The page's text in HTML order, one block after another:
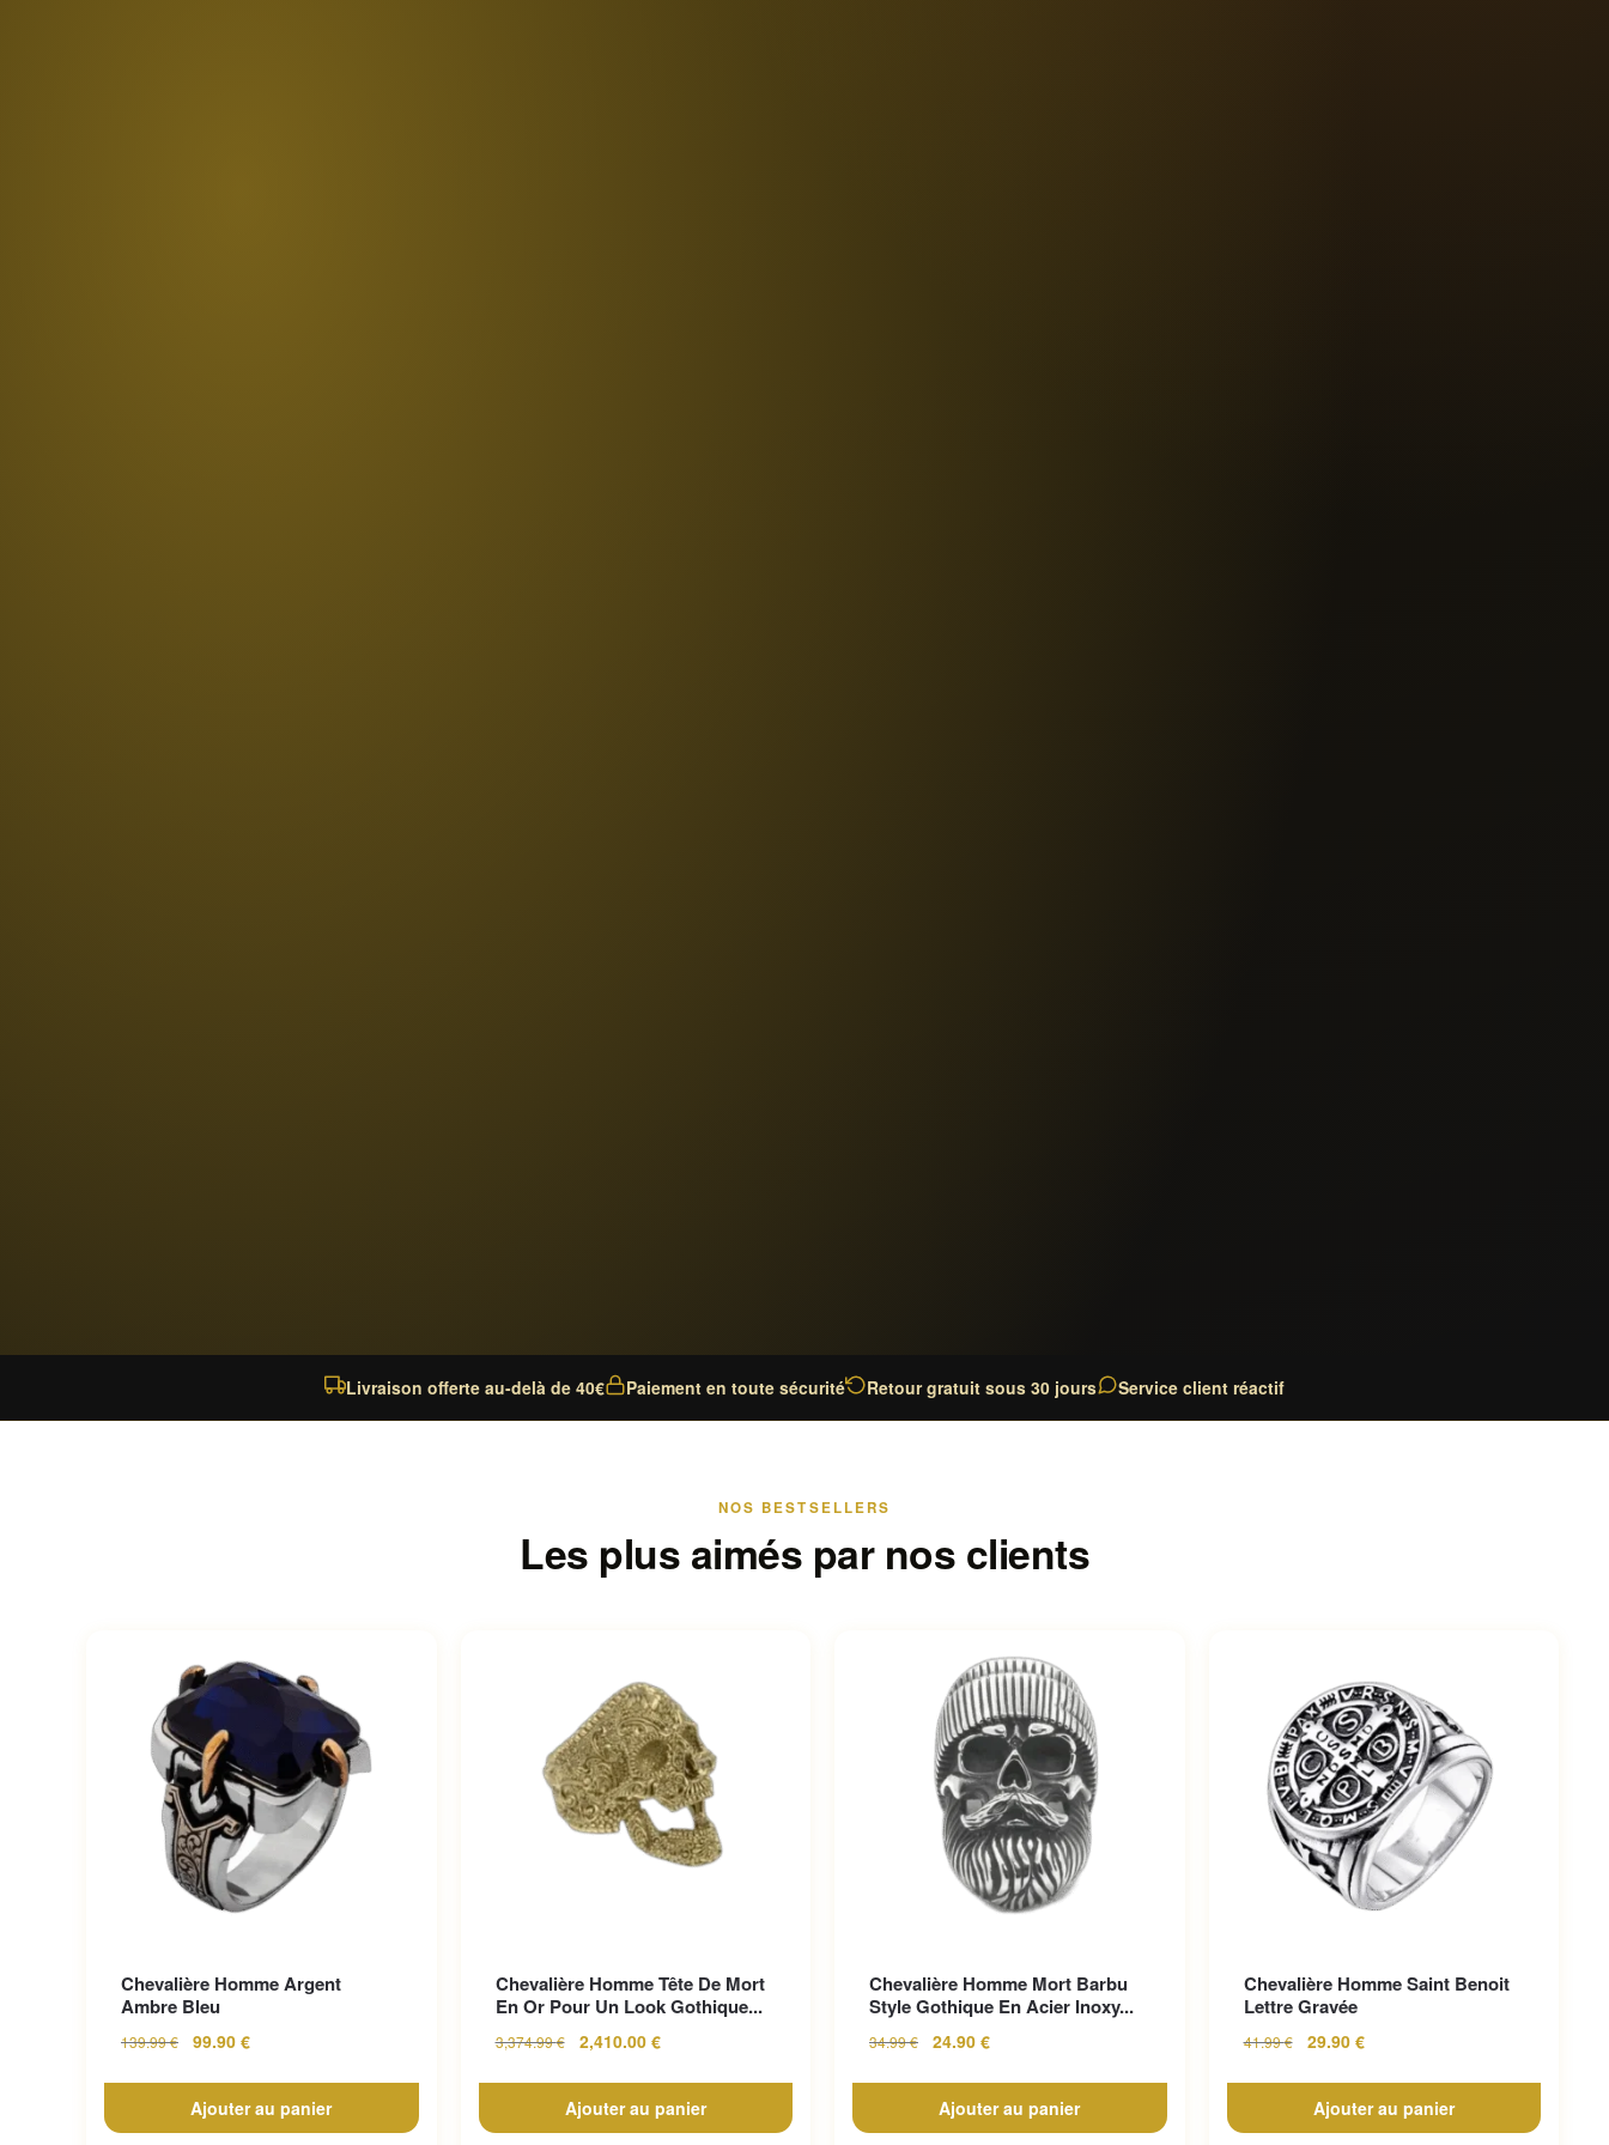
Livraison offerte au-delà de 40€ Paiement en toute sécurité Retour gratuit sous 30 jours Service client réactif
NOS BESTSELLERS
Les plus aimés par nos clients
Chevalière Homme Argent
Ambre Bleu
139.99€ 99.90 €
Ajouter au panier
Chevalière Homme Tête De Mort
En Or Pour Un Look Gothique...
3,374.99€ 2,410.00 €
Ajouter au panier
Chevalière Homme Mort Barbu
Style Gothique En Acier Inoxy...
34.99€ 24.90 €
Ajouter au panier
Chevalière Homme Saint Benoit
Lettre Gravée
41.99€ 29.90 €
Ajouter au panier